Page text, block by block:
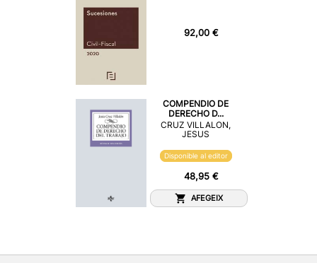
92,00 €
COMPENDIO DE
DERECHO D...
CRUZ VILLALON,
JESUS
Disponible al editor
48,95 €
AFEGEIX